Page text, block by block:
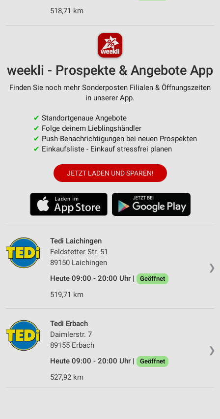
518,71 km
weekli - Prospekte & Angebote App
Finden Sie noch mehr Sonderposten Filialen & Öffnungszeiten
in unserer App.
✔ Standortgenaue Angebote
✔ Folge deinem Lieblingshändler
✔ Push-Benachrichtigungen bei neuen Prospekten
✔ Einkaufsliste - Einkauf stressfrei planen
JETZT LADEN UND SPAREN!
❯
Tedi Laichingen
Feldstetter Str. 51
89150 Laichingen
Heute 09:00 - 20:00 Uhr |
Geöffnet
519,71 km
❯
Tedi Erbach
Daimlerstr. 7
89155 Erbach
Heute 09:00 - 20:00 Uhr |
Geöffnet
527,92 km